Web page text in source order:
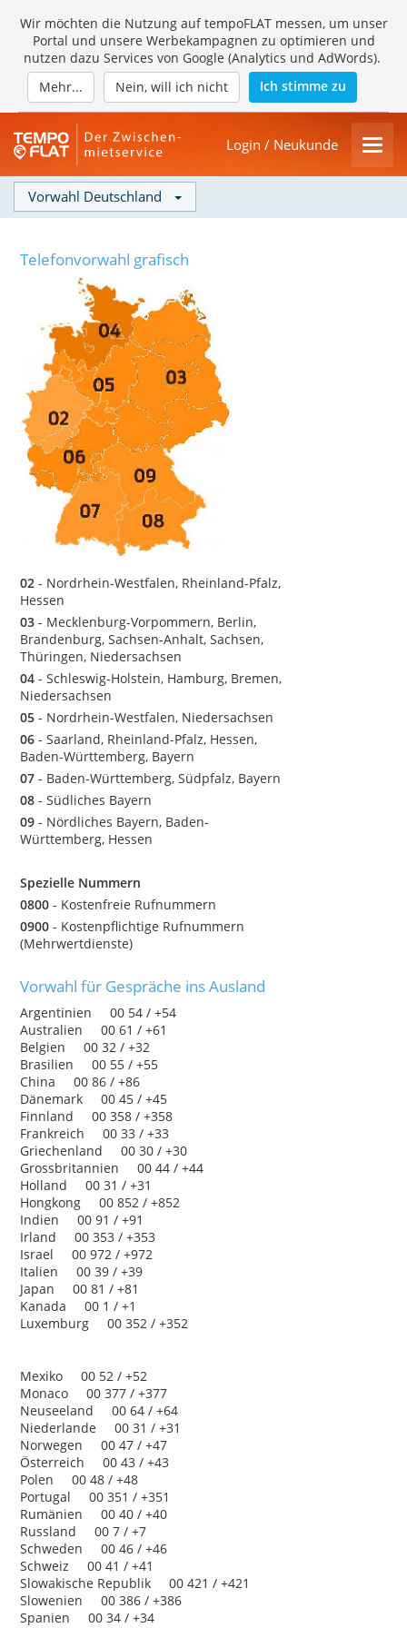
Wir möchten die Nutzung auf tempoFLAT messen, um unser
Portal und unsere Werbekampagnen zu optimieren und
nutzen dazu Services von Google (Analytics und AdWords).
Mehr...
Nein, will ich nicht Ich stimme zu
Login / Neukunde
Vorwahl Deutschland
Telefonvorwahl grafisch
02 - Nordrhein-Westfalen, Rheinland-Pfalz,
Hessen
03 - Mecklenburg-Vorpommern, Berlin,
Brandenburg, Sachsen-Anhalt, Sachsen,
Thüringen, Niedersachsen
04 - Schleswig-Holstein, Hamburg, Bremen,
Niedersachsen
05 - Nordrhein-Westfalen, Niedersachsen
06 - Saarland, Rheinland-Pfalz, Hessen,
Baden-Württemberg, Bayern
07 - Baden-Württemberg, Südpfalz, Bayern
08 - Südliches Bayern
09 - Nördliches Bayern, Baden-
Württemberg, Hessen
Spezielle Nummern
0800 - Kostenfreie Rufnummern
0900 - Kostenpflichtige Rufnummern
(Mehrwertdienste)
Vorwahl für Gespräche ins Ausland
Argentinien 00 54 / +54
Australien 00 61 / +61
Belgien 00 32 / +32
Brasilien 00 55 / +55
China 00 86 / +86
Dänemark 00 45 / +45
Finnland 00 358 / +358
Frankreich 00 33 / +33
Griechenland 00 30 / +30
Grossbritannien 00 44 / +44
Holland 00 31 / +31
Hongkong 00 852 / +852
Indien 00 91 / +91
Irland 00 353 / +353
Israel 00 972 / +972
Italien 00 39 / +39
Japan 00 81 / +81
Kanada 00 1 / +1
Luxemburg 00 352 / +352
Mexiko 00 52 / +52
Monaco 00 377 / +377
Neuseeland 00 64 / +64
Niederlande 00 31 / +31
Norwegen 00 47 / +47
Österreich 00 43 / +43
Polen 00 48 / +48
Portugal 00 351 / +351
Rumänien 00 40 / +40
Russland 00 7 / +7
Schweden 00 46 / +46
Schweiz 00 41 / +41
Slowakische Republik 00 421 / +421
Slowenien 00 386 / +386
Spanien 00 34 / +34